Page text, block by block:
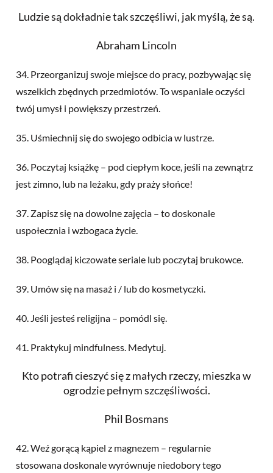
Ludzie są dokładnie tak szczęśliwi, jak myślą, że są.
Abraham Lincoln
34. Przeorganizuj swoje miejsce do pracy, pozbywając się
wszelkich zbędnych przedmiotów. To wspaniale oczyści
twój umysł i powiększy przestrzeń.
35. Uśmiechnij się do swojego odbicia w lustrze.
36. Poczytaj książkę – pod ciepłym koce, jeśli na zewnątrz
jest zimno, lub na leżaku, gdy praży słońce!
37. Zapisz się na dowolne zajęcia – to doskonale
uspołecznia i wzbogaca życie.
38. Pooglądaj kiczowate seriale lub poczytaj brukowce.
39. Umów się na masaż i / lub do kosmetyczki.
40. Jeśli jesteś religijna – pomódl się.
41. Praktykuj mindfulness. Medytuj.
Kto potrafi cieszyć się z małych rzeczy, mieszka w
ogrodzie pełnym szczęśliwości.
Phil Bosmans
42. Weź gorącą kąpiel z magnezem – regularnie
stosowana doskonale wyrównuje niedobory tego